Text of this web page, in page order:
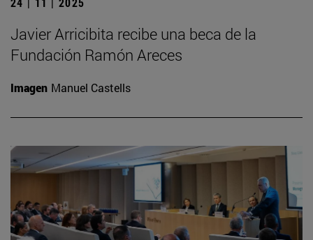
Javier Arricibita recibe una beca de la
Fundación Ramón Areces
Imagen Manuel Castells